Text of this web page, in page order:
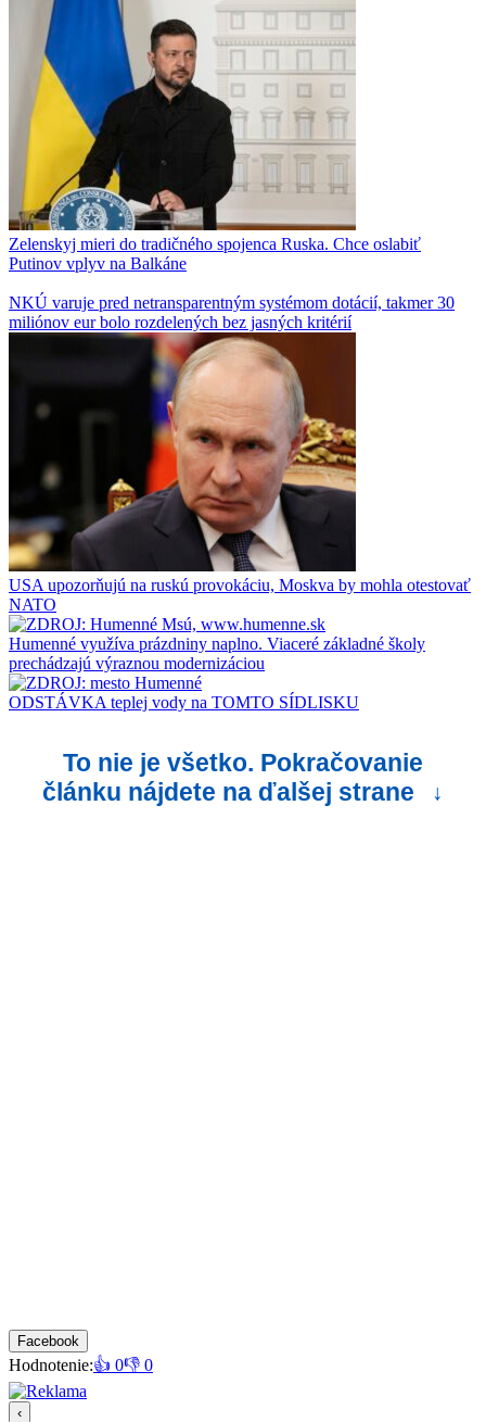
Zelenskyj mieri do tradičného spojenca Ruska. Chce oslabiť
Putinov vplyv na Balkáne
NKÚ varuje pred netransparentným systémom dotácií, takmer 30
miliónov eur bolo rozdelených bez jasných kritérií
USA upozorňujú na ruskú provokáciu, Moskva by mohla otestovať
NATO
Humenné využíva prázdniny naplno. Viaceré základné školy
prechádzajú výraznou modernizáciou
ODSTÁVKA teplej vody na TOMTO SÍDLISKU
To nie je všetko. Pokračovanie
článku nájdete na ďalšej strane
↓
Facebook
Hodnotenie:👍 0👎 0
‹